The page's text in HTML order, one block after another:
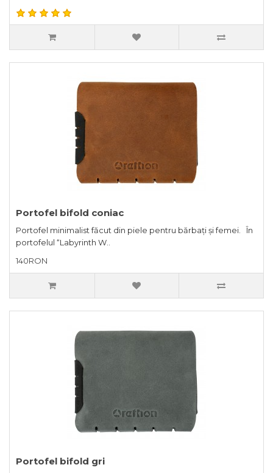
Portofel bifold coniac
Portofel minimalist făcut din piele pentru bărbați și femei. În
portofelul “Labyrinth W..
140RON
Portofel bifold gri